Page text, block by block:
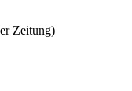
Zeitung)